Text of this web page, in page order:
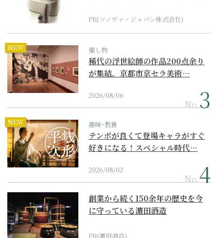
PR(ソノヴァ・ジャパン株式会社)
NEW 催し物
稀代の浮世絵師の作品200点余り
が集結。京都市京セラ美術…
2026/08/06
No.
NEW 趣味･教養
テンポが良くて登場キャラがすぐ
好きになる！スペシャル時代…
2026/08/02
No.
創業から続く150余年の歴史を今
に守っている濵田酒造
PR(濵田酒造)